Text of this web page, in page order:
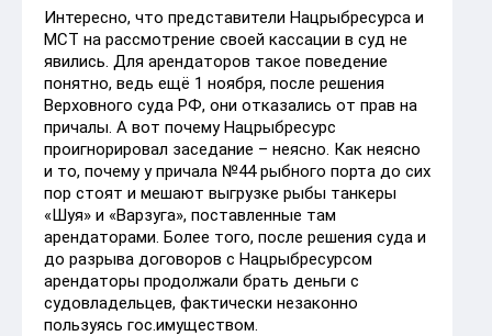
Интересно, что представители Нацрыбресурса и
МСТ на рассмотрение своей кассации в суд не
явились. Для арендаторов такое поведение
понятно, ведь ещё 1 ноября, после решения
Верховного суда РФ, они отказались от прав на
причалы. А вот почему Нацрыбресурс
проигнорировал заседание – неясно. Как неясно
и то, почему у причала №44 рыбного порта до сих
пор стоят и мешают выгрузке рыбы танкеры
«Шуя» и «Варзуга», поставленные там
арендаторами. Более того, после решения суда и
до разрыва договоров с Нацрыбресурсом
арендаторы продолжали брать деньги с
судовладельцев, фактически незаконно
пользуясь гос.имуществом.